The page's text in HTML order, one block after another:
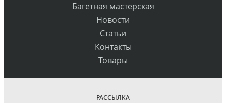
Багетная мастерская
Новости
Статьи
Контакты
Товары
РАССЫЛКА